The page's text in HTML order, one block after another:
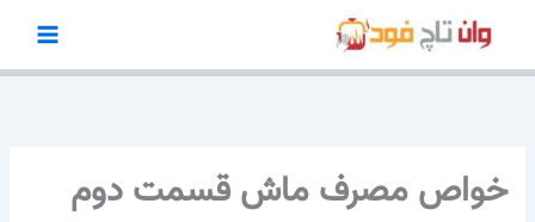
محتوا
خواص مصرف ماش قسمت دوم